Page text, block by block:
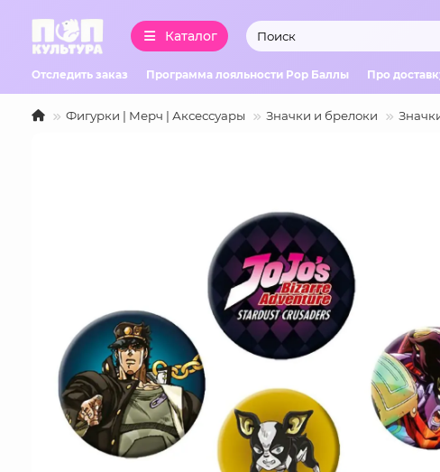
Каталог
Отследить заказ Программа лояльности Pop Баллы Про
Фигурки | Мерч | Аксессуары Значки и брелоки